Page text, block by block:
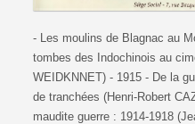
- Les moulins de Blagnac au
tombes des Indochinois au
WEIDKNNET) - 1915 - De la
de tranchées (Henri-Robert
maudite guerre : 1914-1918